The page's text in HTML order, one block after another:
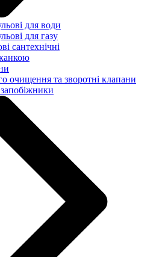
для води
для газу
сантехнічні
очищення та зворотні клапани